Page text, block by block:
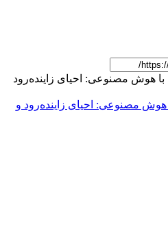
هوش مصنوعی: احیای زاینده‌رود و